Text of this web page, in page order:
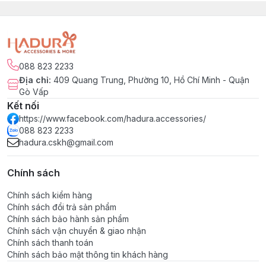
088 823 2233
Địa chỉ: 409 Quang Trung, Phường 10, Hồ Chí Minh - Quận
Gò Vấp
Kết nối
https://www.facebook.com/hadura.accessories/
088 823 2233
hadura.cskh@gmail.com
Chính sách
Chính sách kiểm hàng
Chính sách đổi trả sản phẩm
Chính sách bảo hành sản phẩm
Chính sách vận chuyển & giao nhận
Chính sách thanh toán
Chính sách bảo mật thông tin khách hàng